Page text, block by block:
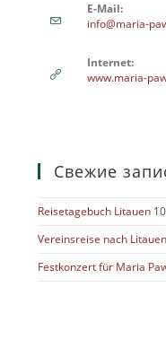
E-Mail:
info@maria-
Internet:
www.maria-
Свежие
Reisetagebuch Litauen
Vereinsreise nach
Festkonzert für Maria